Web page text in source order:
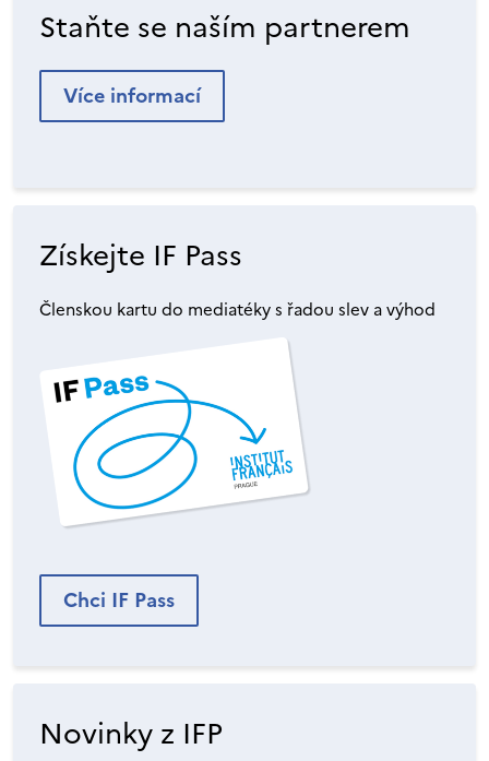
Staňte se naším partnerem
Více informací
Získejte IF Pass
Členskou kartu do mediatéky s řadou slev a výhod
Chci IF Pass
Novinky z IFP